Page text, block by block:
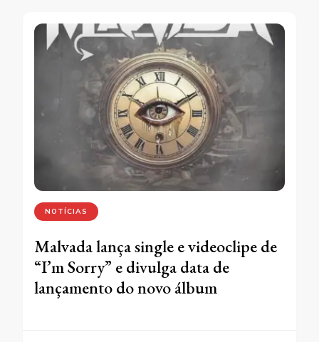
NOTÍCIAS
Malvada lança single e videoclipe de
“I’m Sorry” e divulga data de
lançamento do novo álbum